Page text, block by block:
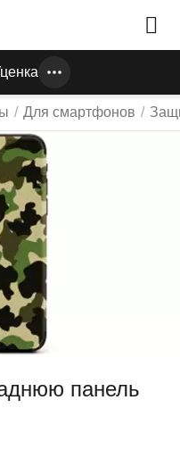
/ Для смартфонов /
панель